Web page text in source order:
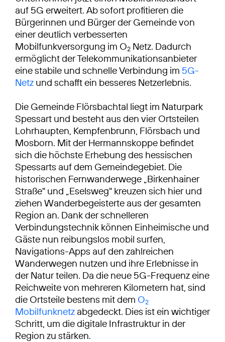
auf 5G erweitert. Ab sofort profitieren die
Bürgerinnen und Bürger der Gemeinde von
einer deutlich verbesserten
Mobilfunkversorgung im O2 Netz. Dadurch
ermöglicht der Telekommunikationsanbieter
eine stabile und schnelle Verbindung im 5G-
Netz und schafft ein besseres Netzerlebnis.
Die Gemeinde Flörsbachtal liegt im Naturpark
Spessart und besteht aus den vier Ortsteilen
Lohrhaupten, Kempfenbrunn, Flörsbach und
Mosborn. Mit der Hermannskoppe befindet
sich die höchste Erhebung des hessischen
Spessarts auf dem Gemeindegebiet. Die
historischen Fernwanderwege „Birkenhainer
Straße" und „Eselsweg" kreuzen sich hier und
ziehen Wanderbegeisterte aus der gesamten
Region an. Dank der schnelleren
Verbindungstechnik können Einheimische und
Gäste nun reibungslos mobil surfen,
Navigations-Apps auf den zahlreichen
Wanderwegen nutzen und ihre Erlebnisse in
der Natur teilen. Da die neue 5G-Frequenz eine
Reichweite von mehreren Kilometern hat, sind
die Ortsteile bestens mit dem O2
Mobilfunknetz abgedeckt. Dies ist ein wichtiger
Schritt, um die digitale Infrastruktur in der
Region zu stärken.